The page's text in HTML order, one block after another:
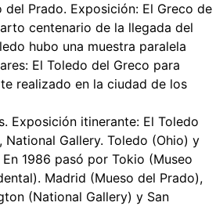
del Prado. Exposición: El Greco de
centenario de la llegada del
hubo una muestra paralela
El Toledo del Greco para
realizado en la ciudad de los
Exposición itinerante: El Toledo
National Gallery. Toledo (Ohio) y
1986 pasó por Tokio (Museo
Madrid (Mueso del Prado),
(National Gallery) y San